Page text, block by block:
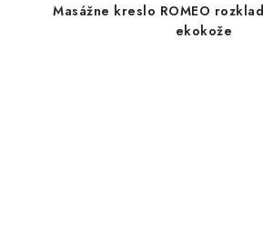
Masážne kreslo ROMEO
ekokože